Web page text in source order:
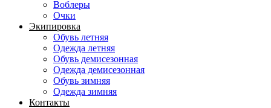
Воблеры
Очки
Экипировка
Обувь летняя
Одежда летняя
Обувь демисезонная
Одежда демисезонная
Обувь зимняя
Одежда зимняя
Контакты